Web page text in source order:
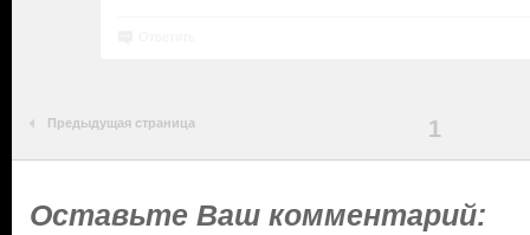
Предыдущая страница 1
Оставьте Ваш комментарий: